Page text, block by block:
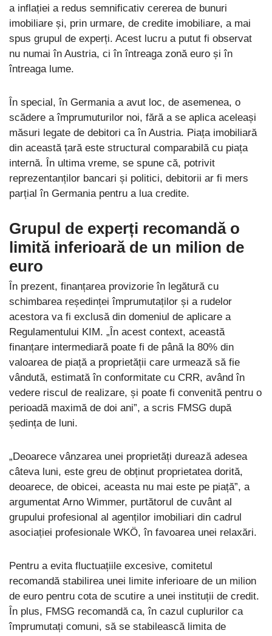
a inflației a redus semnificativ cererea de bunuri
imobiliare și, prin urmare, de credite imobiliare, a mai
spus grupul de experți. Acest lucru a putut fi observat
nu numai în Austria, ci în întreaga zonă euro și în
întreaga lume.
În special, în Germania a avut loc, de asemenea, o
scădere a împrumuturilor noi, fără a se aplica aceleași
măsuri legate de debitori ca în Austria. Piața imobiliară
din această țară este structural comparabilă cu piața
internă. În ultima vreme, se spune că, potrivit
reprezentanților bancari și politici, debitorii ar fi mers
parțial în Germania pentru a lua credite.
Grupul de experți recomandă o
limită inferioară de un milion de
euro
În prezent, finanțarea provizorie în legătură cu
schimbarea reședinței împrumutaților și a rudelor
acestora va fi exclusă din domeniul de aplicare a
Regulamentului KIM. „În acest context, această
finanțare intermediară poate fi de până la 80% din
valoarea de piață a proprietății care urmează să fie
vândută, estimată în conformitate cu CRR, având în
vedere riscul de realizare, și poate fi convenită pentru o
perioadă maximă de doi ani”, a scris FMSG după
ședința de luni.
„Deoarece vânzarea unei proprietăți durează adesea
câteva luni, este greu de obținut proprietatea dorită,
deoarece, de obicei, aceasta nu mai este pe piață”, a
argumentat Arno Wimmer, purtătorul de cuvânt al
grupului profesional al agenților imobiliari din cadrul
asociației profesionale WKÖ, în favoarea unei relaxări.
Pentru a evita fluctuațiile excesive, comitetul
recomandă stabilirea unei limite inferioare de un milion
de euro pentru cota de scutire a unei instituții de credit.
În plus, FMSG recomandă ca, în cazul cuplurilor ca
împrumutați comuni, să se stabilească limita de